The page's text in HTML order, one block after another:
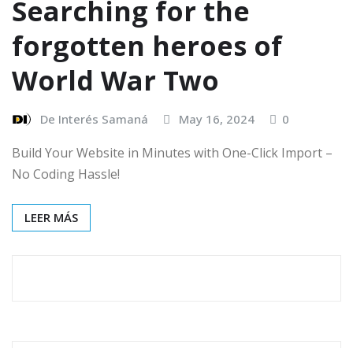
Searching for the
forgotten heroes of
World War Two
De Interés Samaná May 16, 2024 0
Build Your Website in Minutes with One-Click Import –
No Coding Hassle!
LEER MÁS